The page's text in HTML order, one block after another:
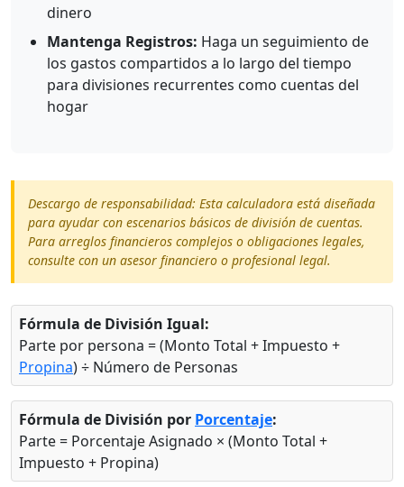
dinero
Mantenga Registros: Haga un seguimiento de
los gastos compartidos a lo largo del tiempo
para divisiones recurrentes como cuentas del
hogar
Descargo de responsabilidad: Esta calculadora está diseñada
para ayudar con escenarios básicos de división de cuentas.
Para arreglos financieros complejos o obligaciones legales,
consulte con un asesor financiero o profesional legal.
Fórmula de División Igual:
Parte por persona = (Monto Total + Impuesto +
Propina) ÷ Número de Personas
Fórmula de División por Porcentaje:
Parte = Porcentaje Asignado × (Monto Total +
Impuesto + Propina)